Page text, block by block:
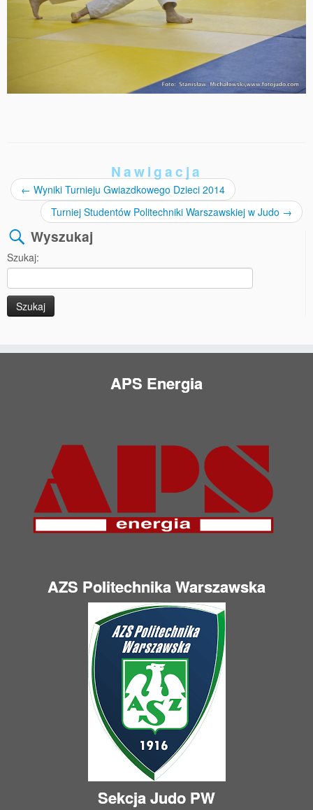
Nawigacja
← Wyniki Turnieju Gwiazdkowego Dzieci 2014
Turniej Studentów Politechniki Warszawskiej w Judo →
Wyszukaj
Szukaj:
APS Energia
AZS Politechnika Warszawska
Sekcja Judo PW